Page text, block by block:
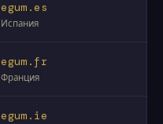
egum.es
Испания
egum.fr
Франция
egum.ie